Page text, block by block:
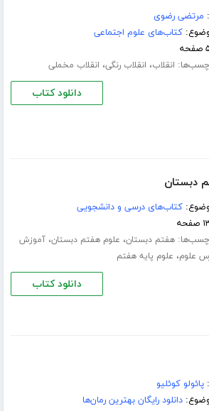
مرتضی رضوی
کتاب‌های علوم اجتماعی
انقلاب، انقلاب رنگی، انقلاب مخملی
دانلود کتاب
دبستان
کتاب‌های درسی و دانشجویی
هفتم دبستان، علوم هفتم دبستان،آموزش
علوم، علوم پایه هفتم
دانلود کتاب
پائولو کوئلیو
دانلود رایگان بهترین رمان‌ها